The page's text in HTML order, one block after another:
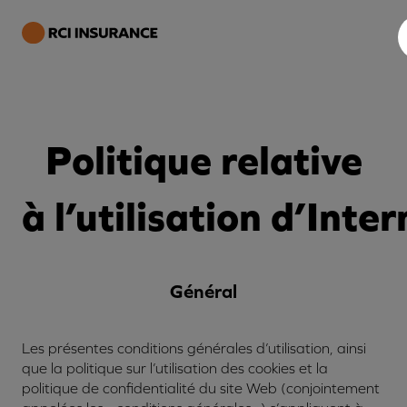
Politique relative
à l’utilisation
Général
Les présentes conditions générales d’utilisation, ainsi
que la politique sur l’utilisation des cookies et la
politique de confidentialité du site Web (conjointement